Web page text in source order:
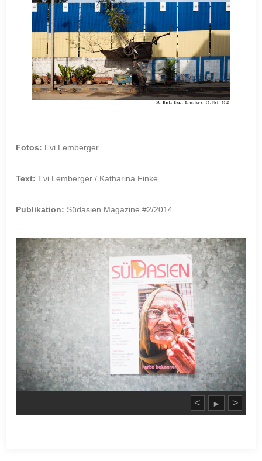
Fotos: Evi Lemberger
Text: Evi Lemberger / Katharina Finke
Publikation: Südasien Magazine #2/2014
< ► >